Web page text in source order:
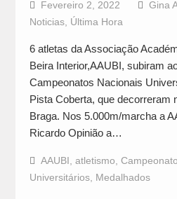
Fevereiro 2, 2022 Gina
Noticias, Última Hora
6 atletas da Associação
Beira Interior,AAUBI, subiram
Campeonatos Nacionais
Pista Coberta, que decorreram
Braga. Nos 5.000m/marcha a
Ricardo Opinião a…
AAUBI, atletismo,
Universitários, Medalhados